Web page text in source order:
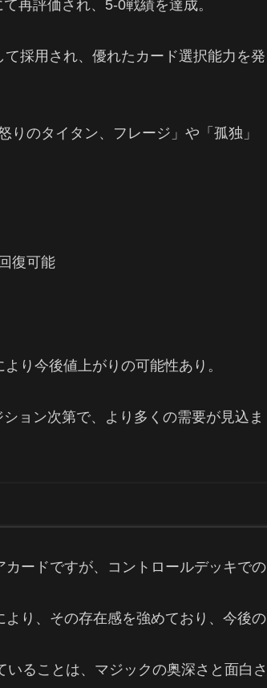
再評価され、5-0戦績を達成。
採用され、優れたカード選択能力を発
のタイタン、フレージ」や「孤独」
復可能
り今後値上がりの可能性あり。
ョン次第で、より多くの需要が見込ま
カードですが、コントロールデッキでの
り、その存在感を強めており、今後の
ることは、マジックの奥深さと面白さ